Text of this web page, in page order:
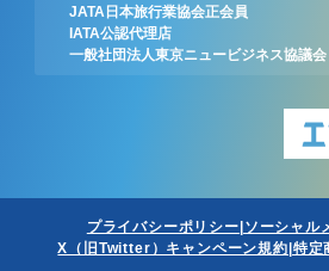
JATA日本旅行業協会正会員
IATA公認代理店
一般社団法人東京ニュービジネス協議会
プライバシーポリシー ソーシャル
X（旧Twitter）キャンペーン規約 特定